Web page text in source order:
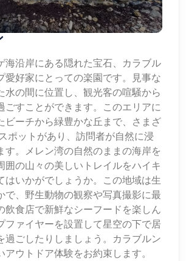
海沿岸にある隠れた宝石、カラブル
愛好家にとっての楽園です。見事な
水の間に位置し、観光客の喧騒から
ごすことができます。このエリアに
ビーチから緑豊かな丘まで、さまざ
ポットがあり、訪問者が自然に浸
す。メレン湾の自然のままの海岸を
囲の山々の美しいトレイルをハイキ
はいかがでしょうか。この地域は生
で、野生動物の観察や写真撮影に最
飲食店で新鮮なシーフードを楽しん
ファイヤーを設置して星空の下で居
過ごしたりしましょう。カラブルン
ウトドア体験をお約束します。